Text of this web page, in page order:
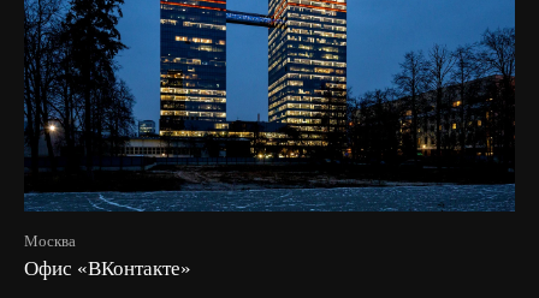
Москва
Офис «ВКонтакте»